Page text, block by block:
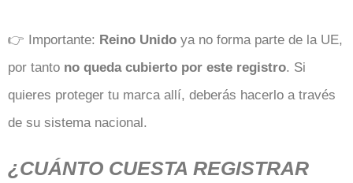
👉 Importante: Reino Unido ya no forma parte de la UE,
por tanto no queda cubierto por este registro. Si
quieres proteger tu marca allí, deberás hacerlo a través
de su sistema nacional.
¿CUÁNTO CUESTA REGISTRAR